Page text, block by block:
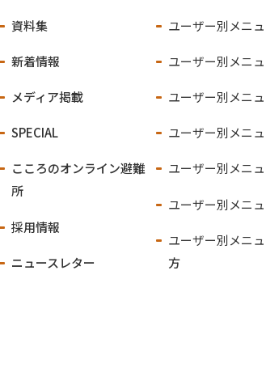
資料集
新着情報
メディア掲載
SPECIAL
こころのオンライン避難
所
採用情報
ニュースレター
ユーザー別メニュ
ユーザー別メニュ
ユーザー別メニュ
ユーザー別メニュ
ユーザー別メニュ
ユーザー別メニュ
ユーザー別メニュ
方